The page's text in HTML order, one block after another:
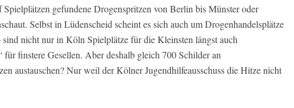
Spielplätzen gefundene Drogenspritzen von Berlin bis Münster oder
Selbst in Lüdenscheid scheint es sich auch um Drogenhandelsplätze
nicht nur in Köln Spielplätze für die Kleinsten längst auch
für finstere Gesellen. Aber deshalb gleich 700 Schilder an
austauschen? Nur weil der Kölner Jugendhilfeausschuss die Hitze nicht